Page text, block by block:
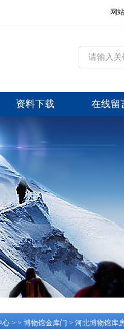
网
资料下载 在线留
心 > > 博物馆金库门 > 河北博物馆库